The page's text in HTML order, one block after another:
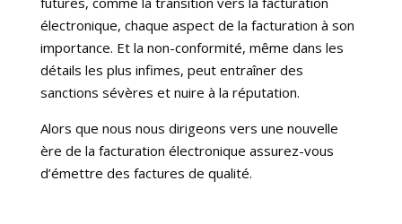
électronique, chaque aspect de la facturation à son
importance. Et la non-conformité, même dans les
détails les plus infimes, peut entraîner des
sanctions sévères et nuire à la réputation.
Alors que nous nous dirigeons vers une nouvelle
ère de la facturation électronique assurez-vous
d’émettre des factures de qualité.